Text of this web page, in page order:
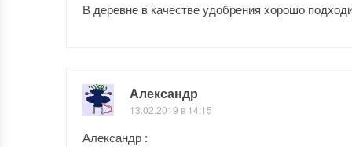
В деревне в качестве удобрения хорошо
Александр
13.02.2019 в 14:15
Александр :